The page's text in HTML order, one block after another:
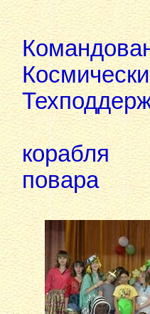
повара